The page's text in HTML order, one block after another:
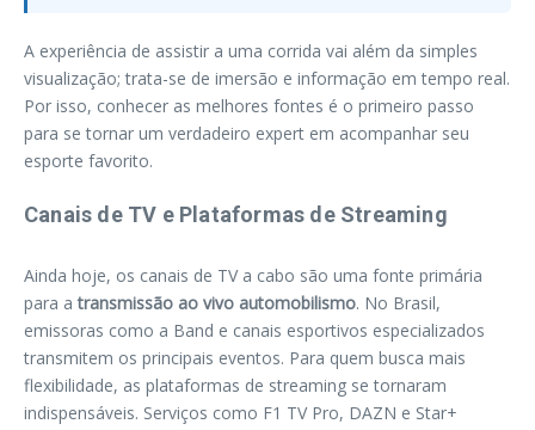
A experiência de assistir a uma corrida vai além da simples
visualização; trata-se de imersão e informação em tempo real.
Por isso, conhecer as melhores fontes é o primeiro passo
para se tornar um verdadeiro expert em acompanhar seu
esporte favorito.
Canais de TV e Plataformas de Streaming
Ainda hoje, os canais de TV a cabo são uma fonte primária
para atransmissão ao vivo automobilismo. No Brasil,
emissoras como a Band e canais esportivos especializados
transmitem os principais eventos. Para quem busca mais
flexibilidade, as plataformas de streaming se tornaram
indispensáveis. Serviços como F1 TV Pro, DAZN e Star+